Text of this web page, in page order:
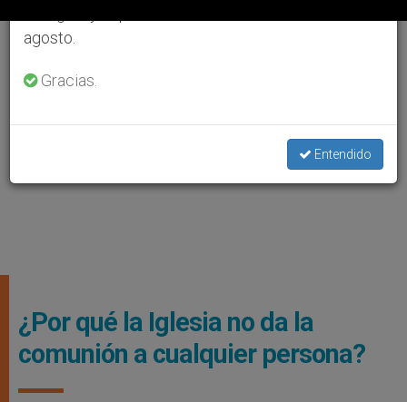
¿Por qué la Iglesia no da la
comunión a cualquier persona?
agosto.
Gracias.
Entendido